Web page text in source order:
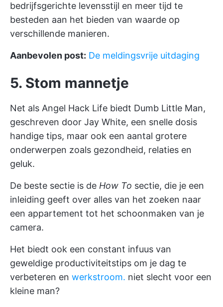
bedrijfsgerichte levensstijl en meer tijd te
besteden aan het bieden van waarde op
verschillende manieren.
Aanbevolen post: De meldingsvrije uitdaging
5. Stom mannetje
Net als Angel Hack Life biedt Dumb Little Man,
geschreven door Jay White, een snelle dosis
handige tips, maar ook een aantal grotere
onderwerpen zoals gezondheid, relaties en
geluk.
De beste sectie is de How To sectie, die je een
inleiding geeft over alles van het zoeken naar
een appartement tot het schoonmaken van je
camera.
Het biedt ook een constant infuus van
geweldige productiviteitstips om je dag te
verbeteren en werkstroom. niet slecht voor een
kleine man?